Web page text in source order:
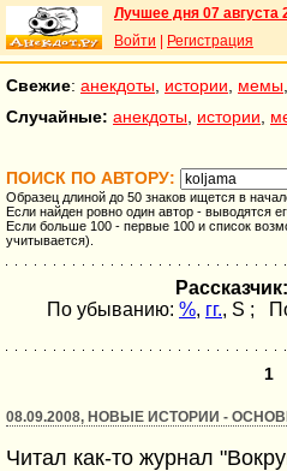
Лучшее дня 07 августа
Войти
Регистрация
Свежие: анекдоты истории мемы
Случайные: анекдоты истории
ПОИСК ПО АВТОРУ:
Образец длиной до 50 знаков ищется в
Если найден ровно один автор - выводятся
Если больше 100 - первые 100 и список
учитывается).
По убыванию: %, гг., S ;
1
08.09.2008, НОВЫЕ ИСТОРИИ -
Читал как-то журнал